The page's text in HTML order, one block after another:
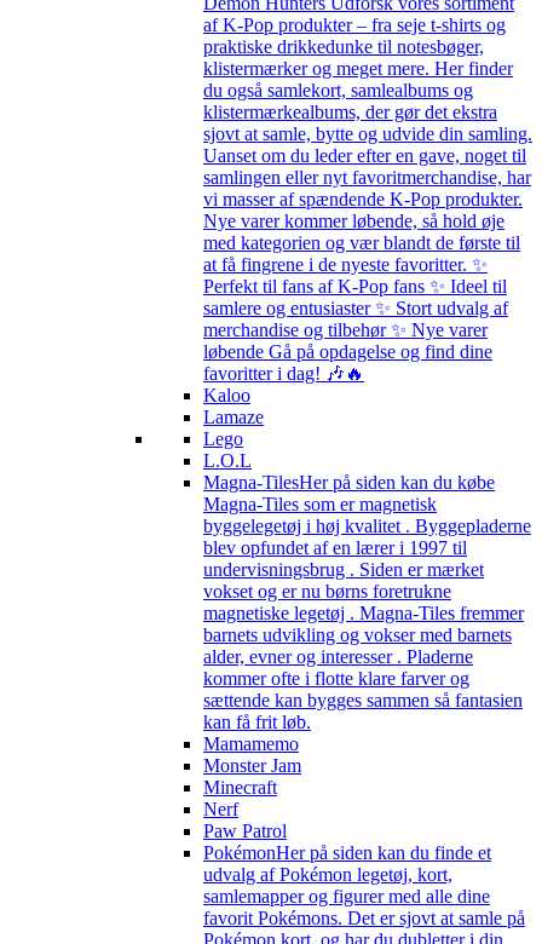
af K-Pop produkter – fra seje t-shirts og
praktiske drikkedunke til notesbøger,
klistermærker og meget mere. Her finder
du også samlekort, samlealbums og
klistermærkealbums, der gør det ekstra
sjovt at samle, bytte og udvide din samling.
Uanset om du leder efter en gave, noget til
samlingen eller nyt favoritmerchandise, har
vi masser af spændende K-Pop produkter.
Nye varer kommer løbende, så hold øje
med kategorien og vær blandt de første til
at få fingrene i de nyeste favoritter. ✨
Perfekt til fans af K-Pop fans ✨ Ideel til
samlere og entusiaster ✨ Stort udvalg af
merchandise og tilbehør ✨ Nye varer
løbende Gå på opdagelse og find dine
favoritter i dag! 🎶🔥
Kaloo
Lamaze
Lego
L.O.L
Magna-TilesHer på siden kan du købe
Magna-Tiles som er magnetisk
byggelegetøj i høj kvalitet . Byggepladerne
blev opfundet af en lærer i 1997 til
undervisningsbrug . Siden er mærket
vokset og er nu børns foretrukne
magnetiske legetøj . Magna-Tiles fremmer
barnets udvikling og vokser med barnets
alder, evner og interesser . Pladerne
kommer ofte i flotte klare farver og
sættende kan bygges sammen så fantasien
kan få frit løb.
Mamamemo
Monster Jam
Minecraft
Nerf
Paw Patrol
PokémonHer på siden kan du finde et
udvalg af Pokémon legetøj, kort,
samlemapper og figurer med alle dine
favorit Pokémons. Det er sjovt at samle på
Pokémon kort, og har du dubletter i din